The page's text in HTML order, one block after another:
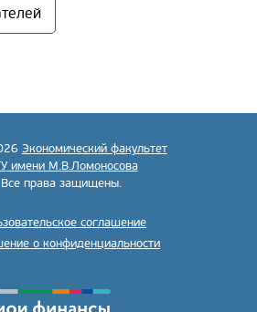
Экономический факультет
имени М.В.Ломоносова
Все права защищены.
соглашение
о конфиденциальности